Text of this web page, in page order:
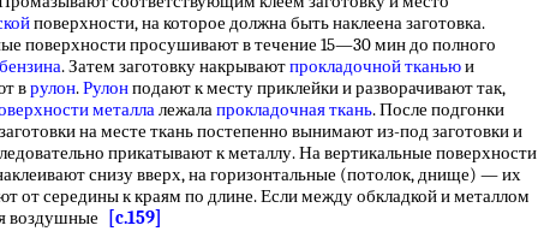
поверхности, на которое должна быть наклеена заготовка.
поверхности просушивают в течение 15—30 мин до полного
бензина. Затем заготовку накрываютпрокладочной тканьюи
врулон.Рулонподают к месту приклейки и разворачивают так,
металлалежалапрокладочная ткань. После подгонки
заготовки на месте ткань постепенно вынимают из-под заготовки и
прикатывают к металлу. На вертикальные поверхности
снизу вверх, на горизонтальные (потолок, днище) — их
от середины к краям по длине. Если между обкладкой и металлом
воздушные
[c.159]